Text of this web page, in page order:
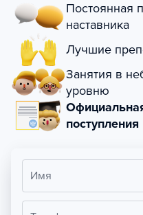
Постоянная
наставника
Лучшие
Занятия в
уровню
Имя